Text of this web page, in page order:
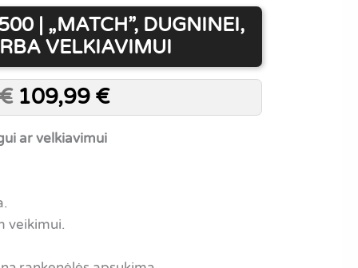
| „MATCH”, DUGNINEI,
VELKIAVIMUI
109,99 €
ar velkiavimui
veikimui.